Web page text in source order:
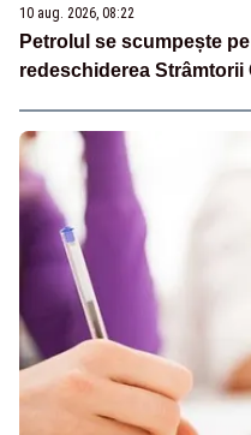
10 aug. 2026, 08:22
Petrolul se scumpește
redeschiderea Strâmtorii